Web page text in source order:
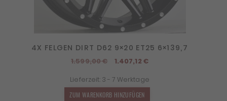
4X FELGEN DIRT D62 9×20 ET25 6×139,7
1.599,00€
Ursprünglicher
war:
1.599,00 €
1.407,12 €Aktueller
ist:
Lieferzeit: 3 - 7 Werktage
ZUM WARENKORB HINZUFÜGEN